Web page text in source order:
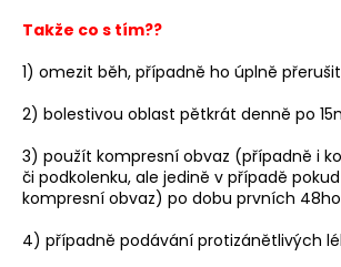
Takže co s tím??
1) omezit běh, případně ho úplně přerušit
2) bolestivou oblast pětkrát denně po
3) použít kompresní obvaz (případně i
či podkolenku, ale jedině v případě
kompresní obvaz) po dobu prvních
4) případně podávání protizánětlivých
p
r
u
č
u
j
e
m
e